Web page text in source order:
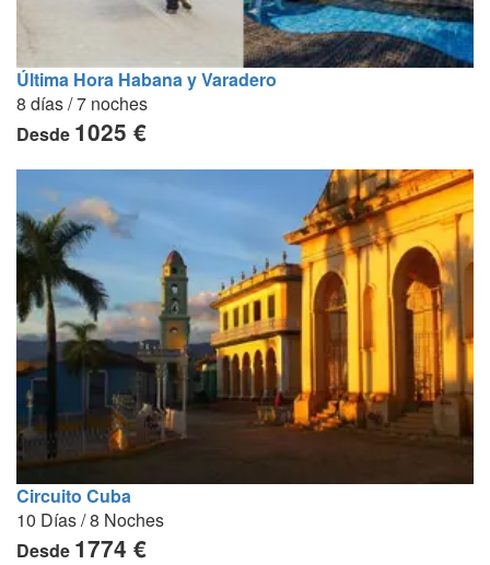
Última Hora Habana y Varadero
8 días / 7 noches
Desde 1025 €
Circuito Cuba
10 Días / 8 Noches
Desde 1774 €